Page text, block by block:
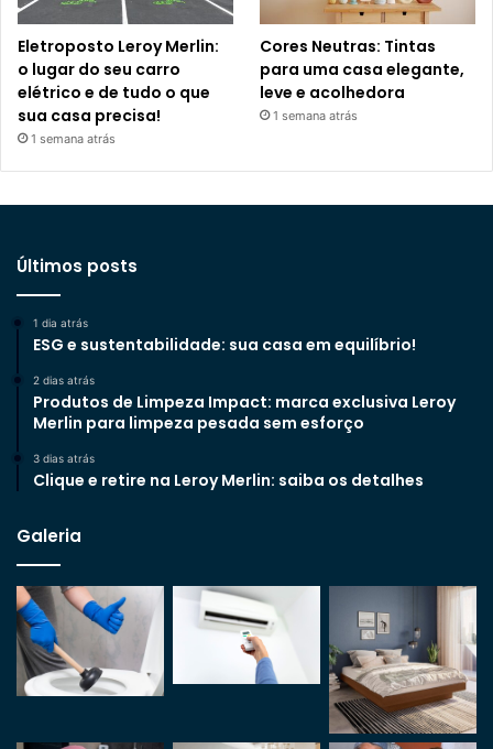
Eletroposto Leroy Merlin:
o lugar do seu carro
elétrico e de tudo o que
sua casa precisa!
1 semana atrás
Cores Neutras: Tintas
para uma casa elegante,
leve e acolhedora
1 semana atrás
Últimos posts
1 dia atrás
ESG e sustentabilidade: sua casa em equilíbrio!
2 dias atrás
Produtos de Limpeza Impact: marca exclusiva Leroy
Merlin para limpeza pesada sem esforço
3 dias atrás
Clique e retire na Leroy Merlin: saiba os detalhes
Galeria